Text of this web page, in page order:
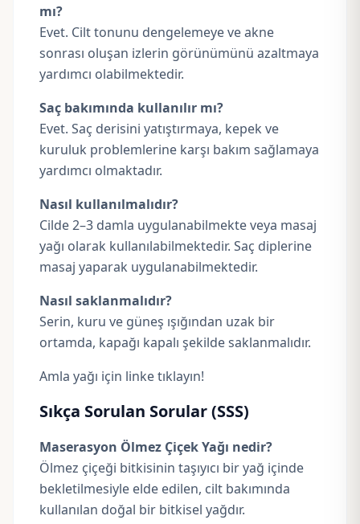
mı?
Evet. Cilt tonunu dengelemeye ve akne
sonrası oluşan izlerin görünümünü azaltmaya
yardımcı olabilmektedir.
Saç bakımında kullanılır mı?
Evet. Saç derisini yatıştırmaya, kepek ve
kuruluk problemlerine karşı bakım sağlamaya
yardımcı olmaktadır.
Nasıl kullanılmalıdır?
Cilde 2–3 damla uygulanabilmekte veya masaj
yağı olarak kullanılabilmektedir. Saç diplerine
masaj yaparak uygulanabilmektedir.
Nasıl saklanmalıdır?
Serin, kuru ve güneş ışığından uzak bir
ortamda, kapağı kapalı şekilde saklanmalıdır.
Amla yağı için linke tıklayın!
Sıkça Sorulan Sorular (SSS)
Maserasyon Ölmez Çiçek Yağı nedir?
Ölmez çiçeği bitkisinin taşıyıcı bir yağ içinde
bekletilmesiyle elde edilen, cilt bakımında
kullanılan doğal bir bitkisel yağdır.